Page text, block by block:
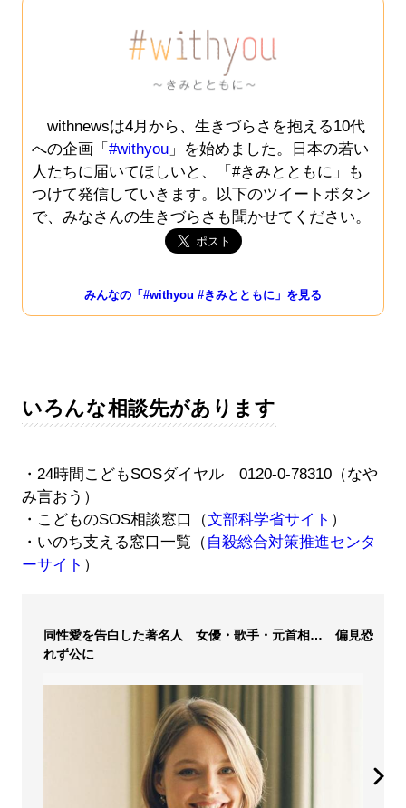
withnewsは4月から、生きづらさを抱える10代
への企画「#withyou 」を始めました。日本の若い
人たちに届いてほしいと、「#きみとともに」も
つけて発信していきます。以下のツイートボタン
で、みなさんの生きづらさも聞かせてください。
みんなの「#withyou #きみとともに」を見る
いろんな相談先があります
・24時間こどもSOSダイヤル 0120-0-78310（なや
み言おう）
・こどものSOS相談窓口（文部科学省サイト ）
・いのち支える窓口一覧（ 自殺総合対策推進センタ
ーサイト ）
同性愛を告白した著名人 女優・歌手・元首相… 偏見恐
れず公に